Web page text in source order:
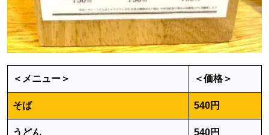
＜メニュー＞ ＜価格＞
そば 540円
うどん 540円